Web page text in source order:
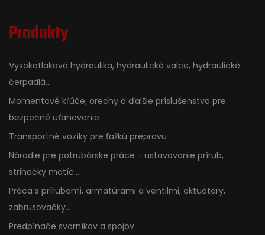
Produkty
Vysokotlaková hydraulika, hydraulické valce, hydraulické
čerpadlá...
Momentové kľúče, orechy a ďalšie príslušenstvo pre
bezpečné uťahovanie
Transportné vozíky pre ťažkú prepravu
Náradie pre potrubárske práce - ustavovanie prírub,
strihačky matíc...
Práca s prírubami, armatúrami a ventilmi, aktuátory,
zabrusovačky...
Predpínače svorníkov a spojov